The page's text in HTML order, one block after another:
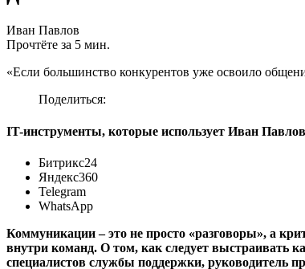
Иван Павлов
Прочтёте за 5 мин.
«Если большинство конкурентов уже освоило
Поделиться:
IT-инструменты, которые использует Иван Павлов
Битрикс24
Яндекс360
Telegram
WhatsApp
Коммуникации – это не просто «разговоры», а
внутри команд. О том, как следует выстраивать
специалистов службы поддержки, руководитель